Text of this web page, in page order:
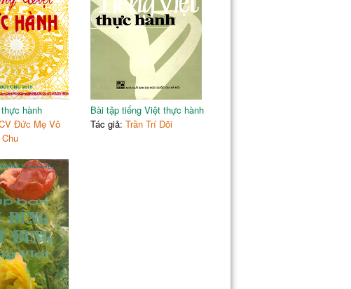
hành
Đức Mẹ Vô
Bài tập tiếng Việt thực hành
Tác giả: Trần Trí Dõi